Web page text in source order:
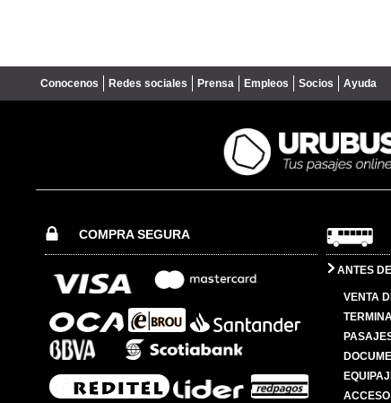
Conocenos Redes sociales Prensa Empleos Socios Ayuda
COMPRA SEGURA
ANTES
VENTA